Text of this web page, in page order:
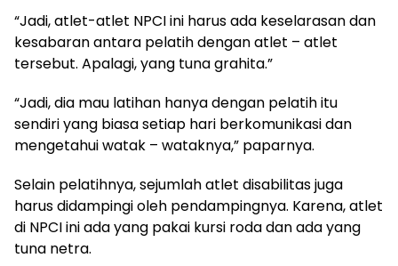
“Jadi, atlet-atlet NPCI ini harus ada keselarasan dan
kesabaran antara pelatih dengan atlet – atlet
tersebut. Apalagi, yang tuna grahita.”
“Jadi, dia mau latihan hanya dengan pelatih itu
sendiri yang biasa setiap hari berkomunikasi dan
mengetahui watak – wataknya,” paparnya.
Selain pelatihnya, sejumlah atlet disabilitas juga
harus didampingi oleh pendampingnya. Karena, atlet
di NPCI ini ada yang pakai kursi roda dan ada yang
tuna netra.